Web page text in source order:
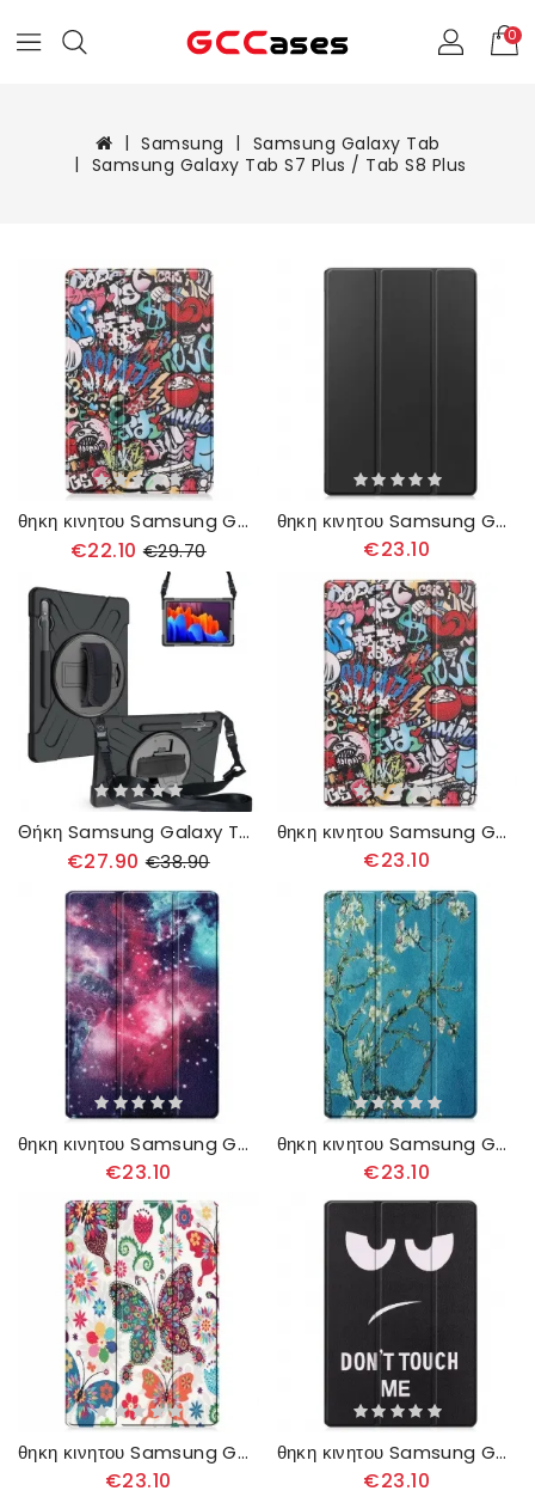
0
Samsung
Samsung Galaxy Tab
Samsung Galaxy Tab S7 Plus / Tab S8 Plus
θηκη κινητου Samsung Galaxy Tab S7 Plus / Tab S8 Plus Μολυβοθήκη Για Γκράφιτι
€22.10 €29.70
θηκη κινητου Samsung Galaxy Tab S7 Plus / Tab S8 Plus Τριδιπλωμένη Θήκη Γραφίδας
€23.10
Θήκη Samsung Galaxy Tab S7 Plus / Tab S8 Plus Πολυλειτουργικό
€27.90 €38.90
θηκη κινητου Samsung Galaxy Tab S7 Plus / Tab S8 Plus Ενισχυμένα Γκράφιτι
€23.10
θηκη κινητου Samsung Galaxy Tab S7 Plus / Tab S8 Plus Ενισχυμένος Χώρος
€23.10
θηκη κινητου Samsung Galaxy Tab S7 Plus / Tab S8 Plus Ενισχυμένοι Κλάδοι
€23.10
θηκη κινητου Samsung Galaxy Tab S7 Plus / Tab S8 Plus Βελτιωμένες Πεταλούδες Και Λουλούδια
€23.10
θηκη κινητου Samsung Galaxy Tab S7 Plus / Tab S8 Plus Βελτιωμένη Μην Με Αγγίζεις
€23.10